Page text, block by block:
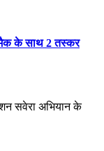
के साथ 2 तस्कर
सवेरा अभियान के